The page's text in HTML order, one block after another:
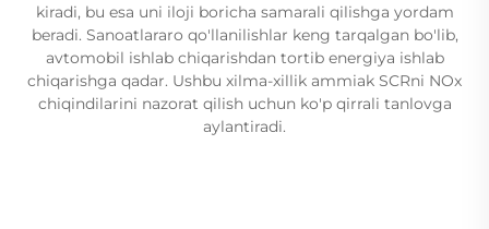
kiradi, bu esa uni iloji boricha samarali qilishga yordam
beradi. Sanoatlararo qo'llanilishlar keng tarqalgan bo'lib,
avtomobil ishlab chiqarishdan tortib energiya ishlab
chiqarishga qadar. Ushbu xilma-xillik ammiak SCRni NOx
chiqindilarini nazorat qilish uchun ko'p qirrali tanlovga
aylantiradi.